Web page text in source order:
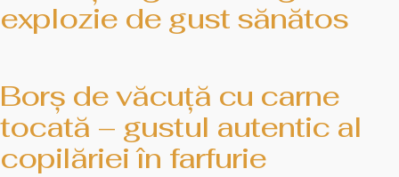
explozie de gust sănătos
Borș de văcuță cu carne
tocată – gustul autentic al
copilăriei în farfurie